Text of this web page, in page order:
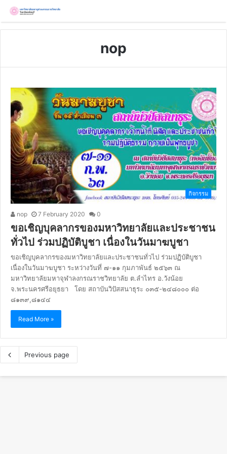
nop
กิจกรรม
nop 7 February 2020 0
ขอเชิญบุคลากรของมหาวิทยาลัยและประชาชน
ทั่วไป ร่วมปฏิบัติบูชา เนื่องในวันมาฆบูชา
ขอเชิญบุคลากรของมหาวิทยาลัยและประชาชนทั่วไป ร่วมปฏิบัติบูชา
เนื่องในวันมาฆบูชา ระหว่างวันที่ ๗-๑๑ กุมภาพันธ์ ๒๕๖๓ ณ
มหาวิทยาลัยมหาจุฬาลงกรณราชวิทยาลัย ต.ลำไทร อ.วังน้อย
จ.พระนครศรีอยุธยา โดย สถาบันวิปัสสนาธุระ ๐๓๕-๒๔๘๐๐๐ ต่อ
๘๑๓๙,๘๑๔๔
Read More »
Previous page